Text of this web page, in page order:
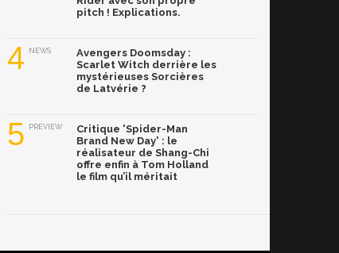
pitch ! Explications.
4 NEWS
Avengers Doomsday :
Scarlet Witch derrière les
mystérieuses Sorcières
de Latvérie ?
5 PREVIEW
Critique 'Spider-Man
Brand New Day' : le
réalisateur de Shang-Chi
offre enfin à Tom Holland
le film qu’il méritait